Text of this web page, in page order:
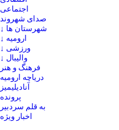
اجتماعی
صدای شهروند
↓ شهرستان ها
↓ ارومیه
↓ ورزشی
↓ والیبال
فرهنگ و هنر
دریاچه ارومیه
آنادیلیمیز
پرونده
به قلم سردبیر
اخبار ویژه